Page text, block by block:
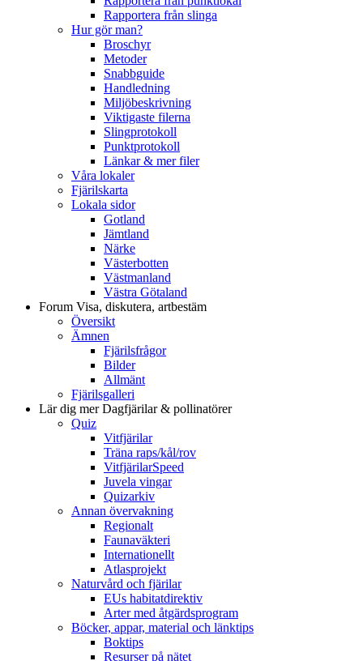
Rapportera från slinga
Hur gör man?
Broschyr
Metoder
Snabbguide
Handledning
Miljöbeskrivning
Viktigaste filerna
Slingprotokoll
Punktprotokoll
Länkar & mer filer
Våra lokaler
Fjärilskarta
Lokala sidor
Gotland
Jämtland
Närke
Västerbotten
Västmanland
Västra Götaland
Forum Visa, diskutera, artbestäm
Översikt
Ämnen
Fjärilsfrågor
Bilder
Allmänt
Fjärilsgalleri
Lär dig merDagfjärilar & pollinatörer
Quiz
Vitfjärilar
Träna raps/kål/rov
VitfjärilarSpeed
Juvela vingar
Quizarkiv
Annan övervakning
Regionalt
Faunaväkteri
Internationellt
Atlasprojekt
Naturvård och fjärilar
EUs habitatdirektiv
Arter med åtgärdsprogram
Böcker, appar, material och länktips
Boktips
Resurser på nätet